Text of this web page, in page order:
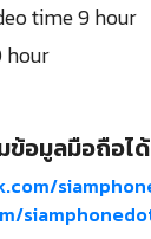
time 9 hour
hour
ข้อมูลมือถือไ